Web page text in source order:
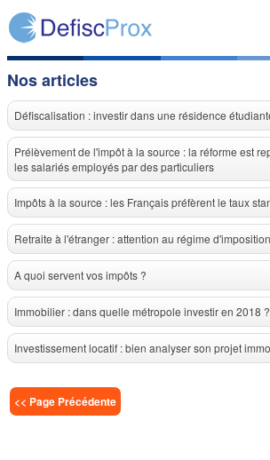
Nos articles
Défiscalisation : investir dans une résidence
Prélèvement de l'impôt à la source : la réforme est
les salariés employés par des particuliers
Impôts à la source : les Français préfèrent le taux
Retraite à l'étranger : attention au régime d'imposition
A quoi servent vos impôts ?
Immobilier : dans quelle métropole investir en 2018 ?
Investissement locatif : bien analyser son projet
<< Page Précédente